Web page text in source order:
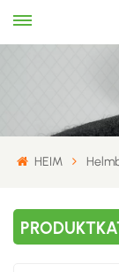
HEIM